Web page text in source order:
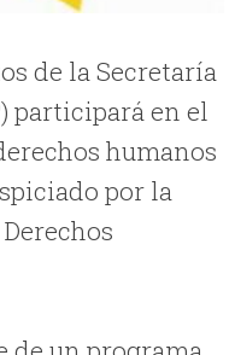
de la Secretaría
participará en el
humanos
por la